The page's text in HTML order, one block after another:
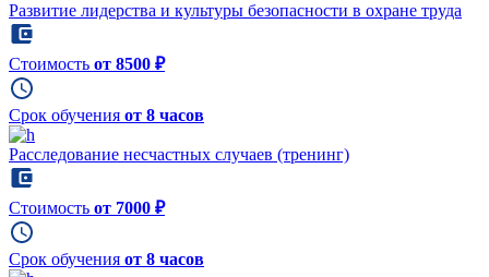
Развитие лидерства и культуры безопасности в охране труда
Стоимость от 8500 ₽
Срок обучения от 8 часов
Расследование несчастных случаев (тренинг)
Стоимость от 7000 ₽
Срок обучения от 8 часов